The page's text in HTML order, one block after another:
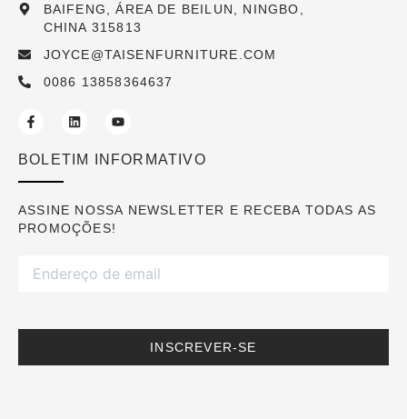
BAIFENG, ÁREA DE BEILUN, NINGBO,
CHINA 315813
JOYCE@TAISENFURNITURE.COM
0086 13858364637
BOLETIM INFORMATIVO
ASSINE NOSSA NEWSLETTER E RECEBA TODAS AS
PROMOÇÕES!
INSCREVER-SE